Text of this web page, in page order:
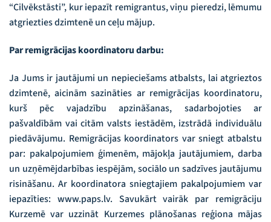
“Cilvēkstāsti”, kur iepazīt remigrantus, viņu pieredzi, lēmumu
atgriezties dzimtenē un ceļu mājup.
Par remigrācijas koordinatoru darbu:
Ja Jums ir jautājumi un nepieciešams atbalsts, lai atgrieztos
dzimtenē, aicinām sazināties ar remigrācijas koordinatoru,
kurš pēc vajadzību apzināšanas, sadarbojoties ar
pašvaldībām vai citām valsts iestādēm, izstrādā individuālu
piedāvājumu. Remigrācijas koordinators var sniegt atbalstu
par: pakalpojumiem ģimenēm, mājokļa jautājumiem, darba
un uzņēmējdarbības iespējām, sociālo un sadzīves jautājumu
risināšanu. Ar koordinatora sniegtajiem pakalpojumiem var
iepazīties: www.paps.lv. Savukārt vairāk par remigrāciju
Kurzemē var uzzināt Kurzemes plānošanas reģiona mājas